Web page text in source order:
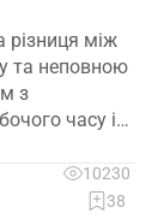
різниця між
та неповною
з
часу і
робочого
чи потрібно
10230
38